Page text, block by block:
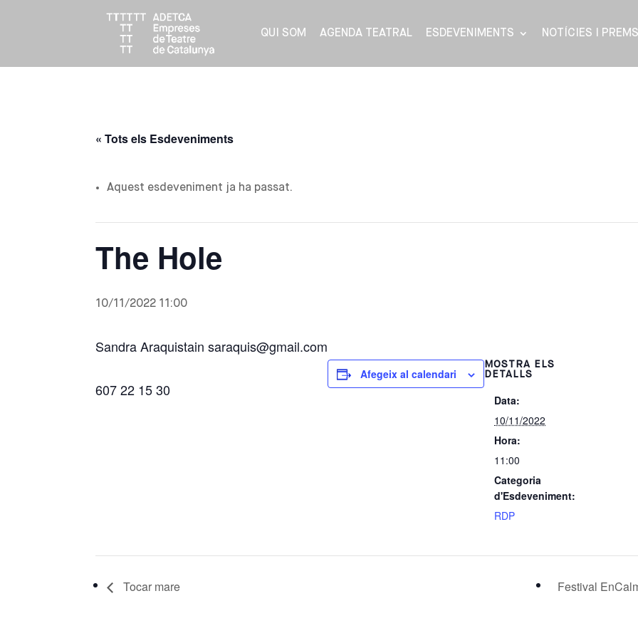
QUI SOM AGENDA TEATRAL ESDEVENIMENTS NOTÍCIES I
« Tots els Esdeveniments
Aquest esdeveniment ja ha passat.
The Hole
10/11/2022 11:00
Sandra Araquistain saraquis@gmail.com
607 22 15 30
Afegeix al calendari
MOSTRA ELS
DETALLS
Data:
10/11/2022
Hora:
11:00
Categoria
d'Esdeveniment:
RDP
Tocar mare Festival